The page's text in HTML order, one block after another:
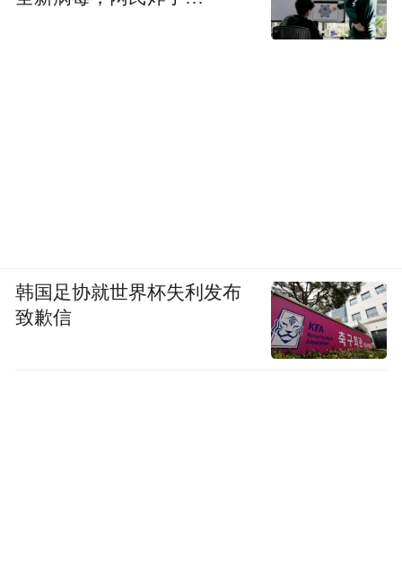
韩国足协就世界杯失利发布
致歉信